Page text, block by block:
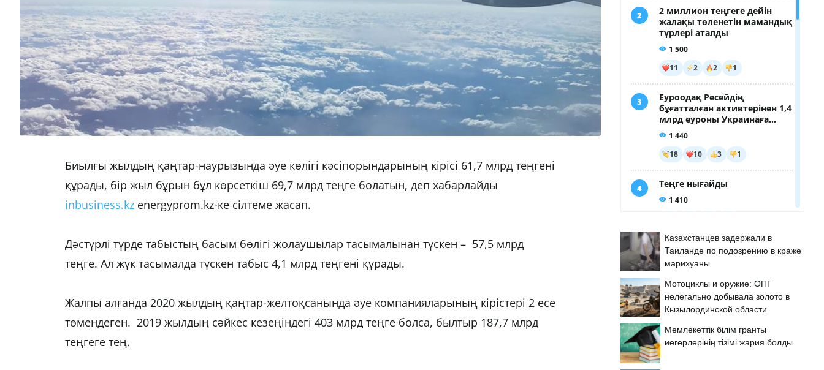
Биылғы жылдың қаңтар-наурызында әуе көлігі кәсіпорындарының кірісі 61,7 млрд теңгені
құрады, бір жыл бұрын бұл көрсеткіш 69,7 млрд теңге болатын, деп хабарлайды
inbusiness.kz energyprom.kz-ке сілтеме жасап.
Дәстүрлі түрде табыстың басым бөлігі жолаушылар тасымалынан түскен – 57,5 млрд
теңге. Ал жүк тасымалда түскен табыс 4,1 млрд теңгені құрады.
Жалпы алғанда 2020 жылдың қаңтар-желтоқсанында әуе компанияларының кірістері 2 есе
төмендеген. 2019 жылдың сәйкес кезеңіндегі 403 млрд теңге болса, былтыр 187,7 млрд
теңгеге тең.
Казахстанцев задержали в
Таиланде по подозрению в краже
марихуаны
Мотоциклы и оружие: ОПГ
нелегально добывала золото в
Кызылординской области
Мемлекеттік білім гранты
иегерлерінің тізімі жария болды